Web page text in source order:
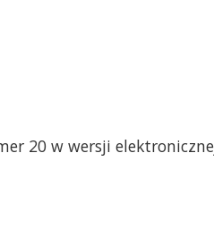
20 w wersji